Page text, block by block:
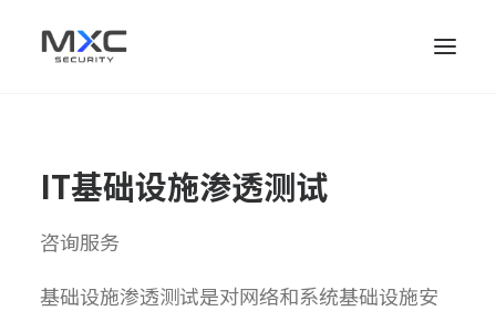
IT基础设施渗透测试
咨询服务
基础设施渗透测试是对网络和系统基础设施安